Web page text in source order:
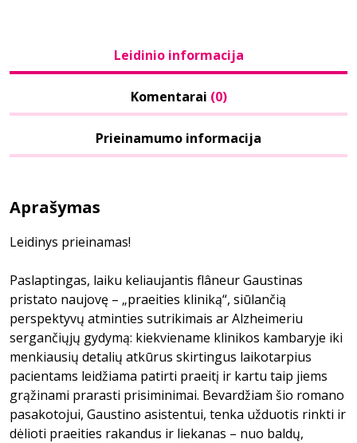
Leidinio informacija
Komentarai (0)
Prieinamumo informacija
Aprašymas
Leidinys prieinamas!
Paslaptingas, laiku keliaujantis flâneur Gaustinas
pristato naujovę – „praeities kliniką“, siūlančią
perspektyvų atminties sutrikimais ar Alzheimeriu
sergančiųjų gydymą: kiekviename klinikos kambaryje iki
menkiausių detalių atkūrus skirtingus laikotarpius
pacientams leidžiama patirti praeitį ir kartu taip jiems
grąžinami prarasti prisiminimai. Bevardžiam šio romano
pasakotojui, Gaustino asistentui, tenka užduotis rinkti ir
dėlioti praeities rakandus ir liekanas – nuo baldų,